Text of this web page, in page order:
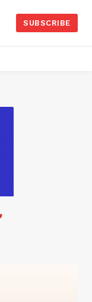
SUBSCRIBE